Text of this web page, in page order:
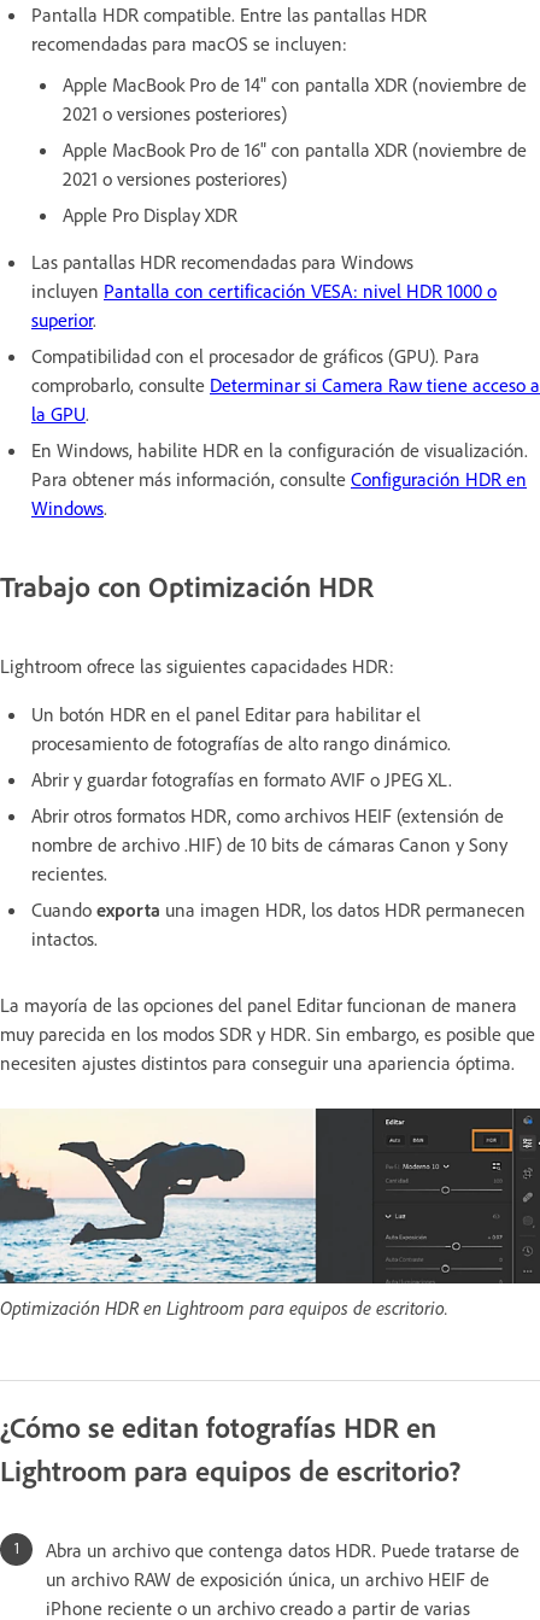
Pantalla HDR compatible. Entre las pantallas HDR
recomendadas para macOS se incluyen:
Apple MacBook Pro de 14" con pantalla XDR (noviembre de
2021 o versiones posteriores)
Apple MacBook Pro de 16" con pantalla XDR (noviembre de
2021 o versiones posteriores)
Apple Pro Display XDR
Las pantallas HDR recomendadas para Windows
incluyen Pantalla con certificación VESA: nivel HDR 1000 o
superior.
Compatibilidad con el procesador de gráficos (GPU). Para
comprobarlo, consulte Determinar si Camera Raw tiene acceso a
la GPU.
En Windows, habilite HDR en la configuración de visualización.
Para obtener más información, consulte Configuración HDR en
Windows.
Trabajo con Optimización HDR
Lightroom ofrece las siguientes capacidades HDR:
Un botón HDR en el panel Editar para habilitar el
procesamiento de fotografías de alto rango dinámico.
Abrir y guardar fotografías en formato AVIF o JPEG XL.
Abrir otros formatos HDR, como archivos HEIF (extensión de
nombre de archivo .HIF) de 10 bits de cámaras Canon y Sony
recientes.
Cuando exporta una imagen HDR, los datos HDR permanecen
intactos.
La mayoría de las opciones del panel Editar funcionan de manera
muy parecida en los modos SDR y HDR. Sin embargo, es posible que
necesiten ajustes distintos para conseguir una apariencia óptima.
Optimización HDR en Lightroom para equipos de escritorio.
¿Cómo se editan fotografías HDR en
Lightroom para equipos de escritorio?
Abra un archivo que contenga datos HDR. Puede tratarse de
un archivo RAW de exposición única, un archivo HEIF de
iPhone reciente o un archivo creado a partir de varias